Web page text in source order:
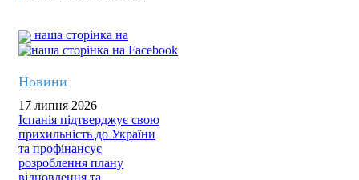
наша сторінка на
Новини
17 липня 2026
Іспанія підтверджує свою
прихильність до України
та профінансує
розроблення плану
відновлення та